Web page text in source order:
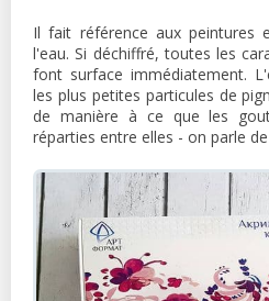
Il fait référence aux peintures
l'eau. Si déchiffré, toutes les
font surface immédiatement.
les plus petites particules de
de manière à ce que les
réparties entre elles - on parle